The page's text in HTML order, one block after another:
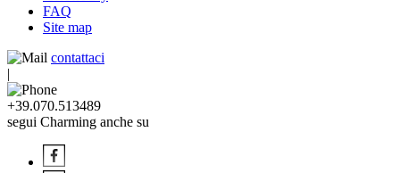
FAQ
Site map
contattaci
|
+39.070.513489
segui Charming anche su